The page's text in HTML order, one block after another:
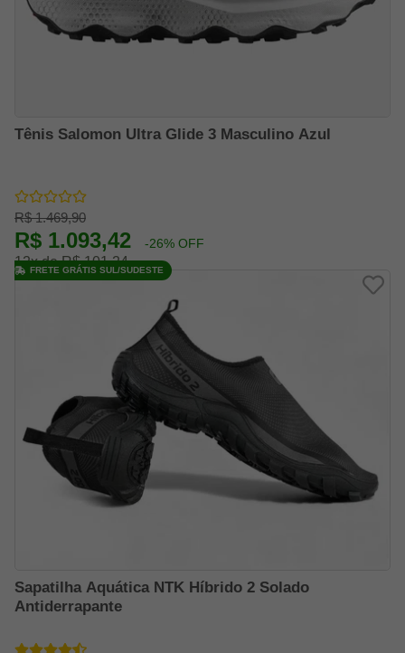
Tênis Salomon Ultra Glide 3 Masculino Azul
R$ 1.469,90
R$ 1.093,42 -26% OFF
12x de R$ 101,24
Sapatilha Aquática NTK Híbrido 2 Solado
Antiderrapante
FRETE GRÁTIS SUL/SUDESTE